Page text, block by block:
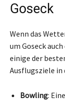
Goseck
Wenn das
um Goseck
einige der
Ausflugsziele in
Bowling: